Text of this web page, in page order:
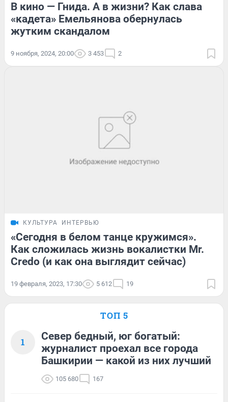
В кино — Гнида. А в жизни? Как слава
«кадета» Емельянова обернулась
жутким скандалом
9 ноября, 2024, 20:00 3 453 2
КУЛЬТУРА ИНТЕРВЬЮ
«Сегодня в белом танце кружимся».
Как сложилась жизнь вокалистки Mr.
Credo (и как она выглядит сейчас)
19 февраля, 2023, 17:30 5 612 19
ТОП 5
1
Север бедный, юг богатый:
журналист проехал все города
Башкирии — какой из них лучший
105 680 167